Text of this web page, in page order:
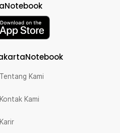
Tentang Kami
Kontak Kami
Karir